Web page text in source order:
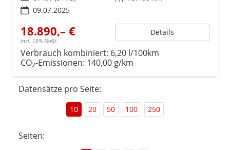
09.07.2025
18.890,– €
incl. 19% MwSt.
Details
Verbrauch kombiniert: 6,20 l/100km
CO2-Emissionen: 140,00 g/km
Datensätze pro Seite:
10 20 50 100 250
Seiten: